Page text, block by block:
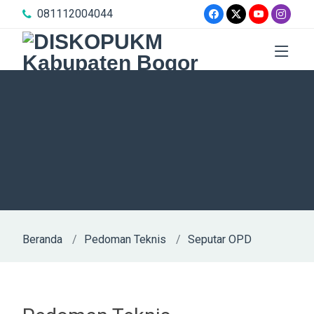
081112004044
Beranda Pedoman Teknis Seputar OPD